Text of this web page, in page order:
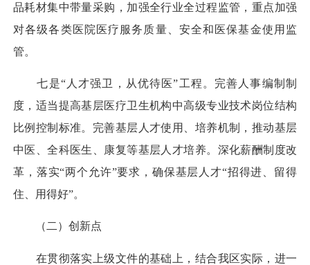
品耗材集中带量采购，加强全行业全过程监管，重点加强
对各级各类医院医疗服务质量、安全和医保基金使用监
管。
七是“人才强卫，从优待医”工程。完善人事编制制
度，适当提高基层医疗卫生机构中高级专业技术岗位结构
比例控制标准。完善基层人才使用、培养机制，推动基层
中医、全科医生、康复等基层人才培养。深化薪酬制度改
革，落实“两个允许”要求，确保基层人才“招得进、留得
住、用得好”。
（二）创新点
在贯彻落实上级文件的基础上，结合我区实际，进一